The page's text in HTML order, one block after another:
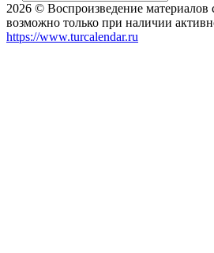
2026 © Воспроизведение материалов
возможно только при наличии
https://www.turcalendar.ru